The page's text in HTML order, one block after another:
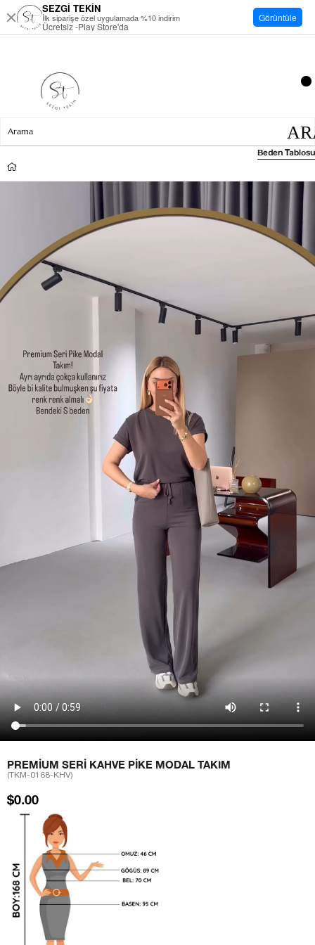
PREMIUM SERI KAHVE PIKE MODAL TAKIM
(TKM-0168-KHV)
$0.00
Beden Tablosu
SEZGİ TEKİN
İlk siparişe özel uygulamada %10 indirim
Ücretsiz -Play Store'da
Görüntüle